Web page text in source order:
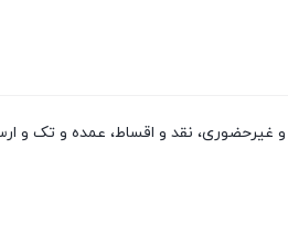
از چین و دوبی، به صورت حضوری و غیرحضوری، نقد و